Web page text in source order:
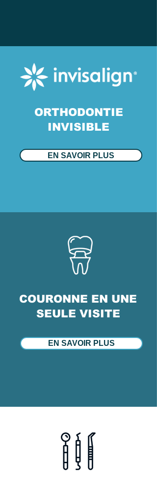
ORTHODONTIE
INVISIBLE
EN SAVOIR PLUS
COURONNE EN UNE
SEULE VISITE
EN SAVOIR PLUS